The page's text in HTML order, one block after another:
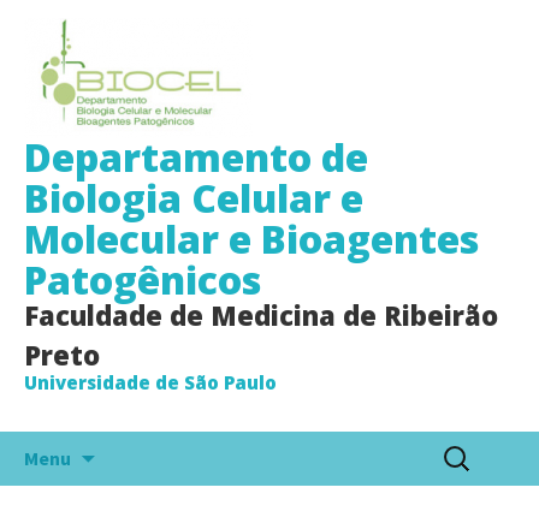
Departamento de
Biologia Celular e
Molecular e Bioagentes
Patogênicos
Faculdade de Medicina de Ribeirão
Preto
Universidade de São Paulo
Menu
Pesquisar
por: